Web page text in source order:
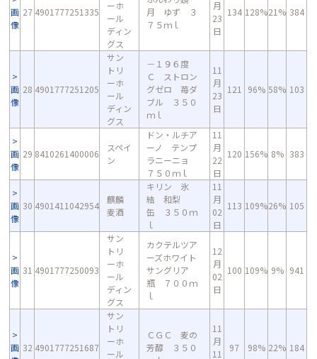
画
像
27 4901777251335
ーホ
ール
ディン
グス
月 ゆず ３
７５ｍｌ
月
23
日
134 128%21% 384
画
像
28 4901777251205
サン
トリ
ーホ
ール
ディン
グス
－１９６度
Ｃ ストロン
グゼロ 苺ダ
ブル ３５０
ｍｌ
11
月
23
日
121 96% 58% 103
画
像
29 8410261400006
スペイ
ン
ドン・ルチア
ーノ テンプ
ラニーニョ
７５０ｍｌ
11
月
22
日
120 156% 8% 383
画
像
30 4901411042954
麒麟
麦酒
キリン 氷
結 和梨
缶 ３５０ｍ
ｌ
11
月
02
日
113 109%26% 105
画
像
31 4901777250093
サン
トリ
ーホ
ール
ディン
グス
カクテルツア
ーズホワイト
サングリア
瓶 ７００ｍ
ｌ
12
月
02
日
100 109% 9% 941
画 32 4901777251687
サン
トリ
ーホ
ール
ＣＧＣ 麦の
芳醇 ３５０
11
月
11
97 98% 22% 184